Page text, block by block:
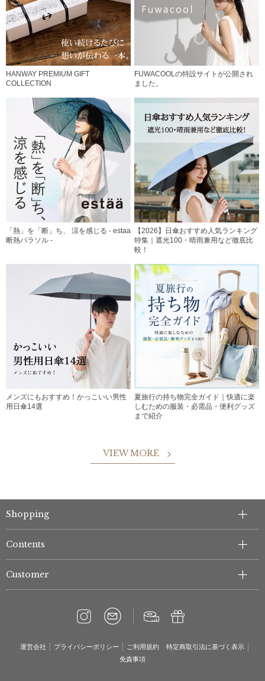
HANWAY PREMIUM GIFT
COLLECTION
FUWACOOLの特設サイトが公開され
ました。
「熱」を「断」ち、 涼を感じる - estaa
断熱パラソル -
【2026】日傘おすすめ人気ランキング
特集｜遮光100・晴雨兼用など徹底比
較！
メンズにもおすすめ！かっこいい男性
用日傘14選
夏旅行の持ち物完全ガイド｜快適に楽
しむための服装・必需品・便利グッズ
まで紹介
VIEW MORE
Shopping
Contents
Customer
運営会社 プライバシーポリシー ご利用規約
特定商取引法に基づく表示
免責事項